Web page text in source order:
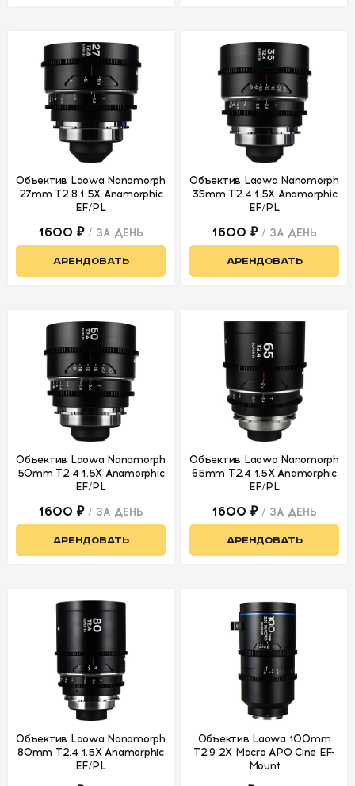
АКСЕССУАРЫ
ДЛЯ СЪЕМОК
ДЛЯ
МЕРОПРИЯТИЙ
АРЕНДА
ДОСТАВКА
АРЕНДА
УСЛОВИЯ
О
НАС
КОНТАКТЫ
Объектив Laowa Nanomorph
27mm T2.8 1.5X Anamorphic
EF/PL
1600 ₽ / ЗА ДЕНЬ
АРЕНДОВАТЬ
Объектив Laowa Nanomorph
35mm T2.4 1.5X Anamorphic
EF/PL
1600 ₽ / ЗА ДЕНЬ
АРЕНДОВАТЬ
Объектив Laowa Nanomorph
50mm T2.4 1.5X Anamorphic
EF/PL
1600 ₽ / ЗА ДЕНЬ
АРЕНДОВАТЬ
Объектив Laowa Nanomorph
65mm T2.4 1.5X Anamorphic
EF/PL
1600 ₽ / ЗА ДЕНЬ
АРЕНДОВАТЬ
Объектив Laowa Nanomorph
80mm T2.4 1.5X Anamorphic
EF/PL
Объектив Laowa 100mm
T2.9 2X Macro APO Cine EF-
Mount